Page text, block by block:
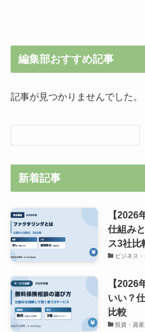
編集部おすすめ記事
記事が見つかりませんでした。
新着記事
【2026
仕組み
ス3社比
ビジネス
【2026
いい？
比較
投資・資